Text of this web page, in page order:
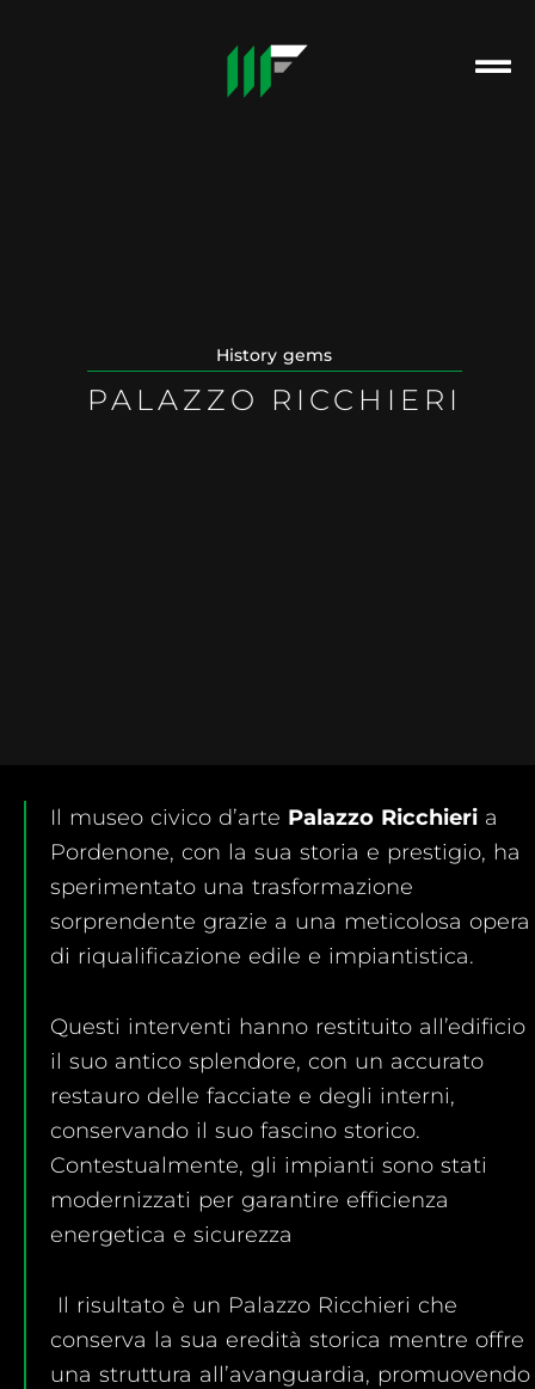
History gems
PALAZZO RICCHIERI
Il museo civico d’arte Palazzo Ricchieri a
Pordenone, con la sua storia e prestigio, ha
sperimentato una trasformazione
sorprendente grazie a una meticolosa opera
di riqualificazione edile e impiantistica.
Questi interventi hanno restituito all’edificio
il suo antico splendore, con un accurato
restauro delle facciate e degli interni,
conservando il suo fascino storico.
Contestualmente, gli impianti sono stati
modernizzati per garantire efficienza
energetica e sicurezza
Il risultato è un Palazzo Ricchieri che
conserva la sua eredità storica mentre offre
una struttura all’avanguardia, promuovendo